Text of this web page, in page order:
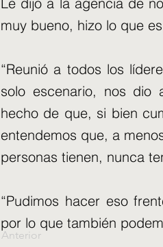
muy bueno, hizo lo que
“Reunió a todos los
solo escenario, nos dio
hecho de que, si bien
entendemos que, a
personas tienen, nunca
“Pudimos hacer eso
por lo que también
Anterior